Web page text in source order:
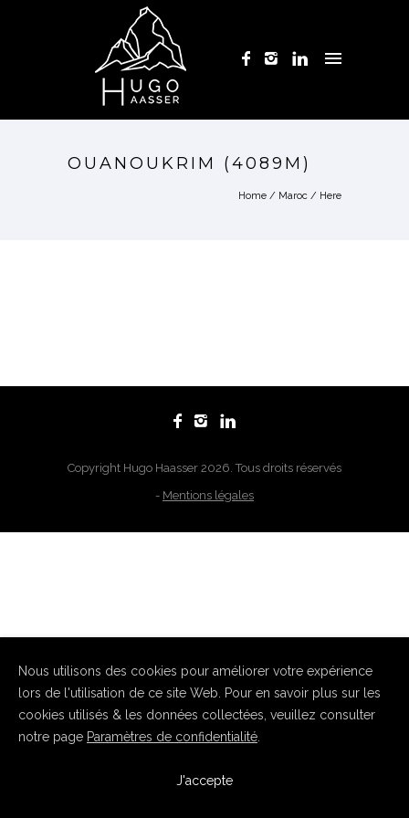
OUANOUKRIM (4089M)
Home / Maroc / Here
Copyright Hugo Haasser 2026. Tous droits réservés
- Mentions légales
Nous utilisons des cookies pour améliorer votre expérience
lors de l'utilisation de ce site Web. Pour en savoir plus sur les
cookies utilisés & les données collectées, veuillez consulter
notre page Paramètres de confidentialité
J'accepte